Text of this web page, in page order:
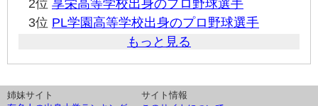
2位 享栄高等学校出身のプロ野球選手
3位 PL学園高等学校出身のプロ野球選手
もっと見る
姉妹サイト
サイト情報